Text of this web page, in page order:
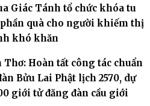
Giác Tánh tổ chức khóa tu
quà cho người khiếm thị
khó khăn
Thơ: Hoàn tất công tác chuẩn
Bửu Lai Phật lịch 2570, dự
giới tử đăng đàn cầu giới